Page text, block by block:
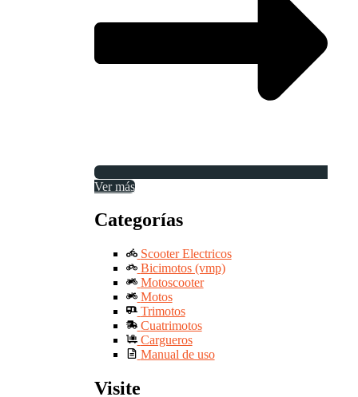
Ver más
Categorías
Scooter Electricos
Bicimotos (vmp)
Motoscooter
Motos
Trimotos
Cuatrimotos
Cargueros
Manual de uso
Visite